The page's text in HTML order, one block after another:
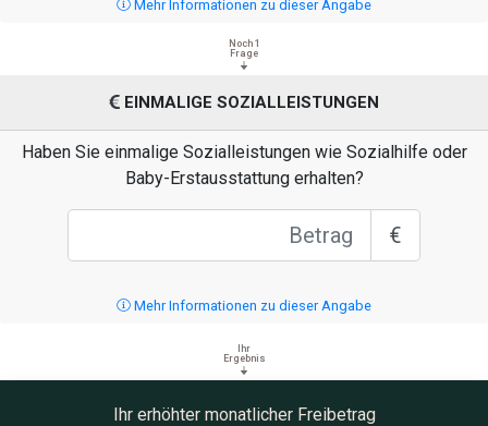
Mehr Informationen zu dieser Angabe
Noch 1
Frage
EINMALIGE SOZIALLEISTUNGEN
Haben Sie einmalige Sozialleistungen wie Sozialhilfe oder
Baby-Erstausstattung erhalten?
€
Mehr Informationen zu dieser Angabe
Ihr
Ergebnis
Ihr erhöhter monatlicher Freibetrag